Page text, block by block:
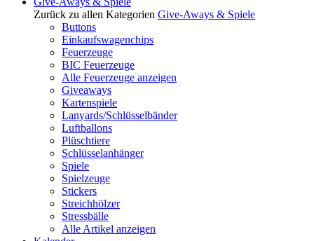
Zurück zu allen Kategorien Give-Aways & Spiele
Buttons
Einkaufswagenchips
Feuerzeuge
BIC Feuerzeuge
Alle Feuerzeuge anzeigen
Giveaways
Kartenspiele
Lanyards/Schlüsselbänder
Luftballons
Plüschtiere
Schlüsselanhänger
Spiele
Spielzeuge
Stickers
Streichhölzer
Stressbälle
Alle Artikel anzeigen